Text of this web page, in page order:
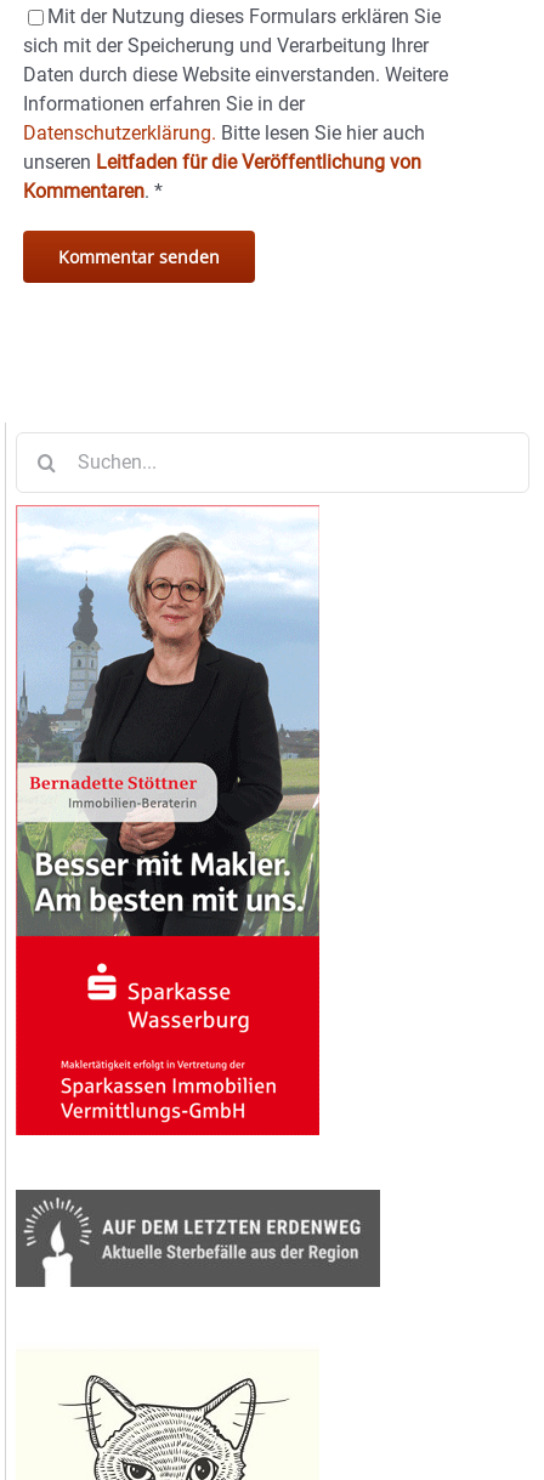
Mit der Nutzung dieses Formulars erklären Sie
sich mit der Speicherung und Verarbeitung Ihrer
Daten durch diese Website einverstanden. Weitere
Informationen erfahren Sie in der
Datenschutzerklärung. Bitte lesen Sie hier auch
unseren Leitfaden für die Veröffentlichung von
Kommentaren. *
nach: